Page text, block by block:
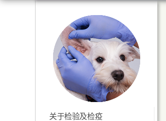
关于检验及检疫